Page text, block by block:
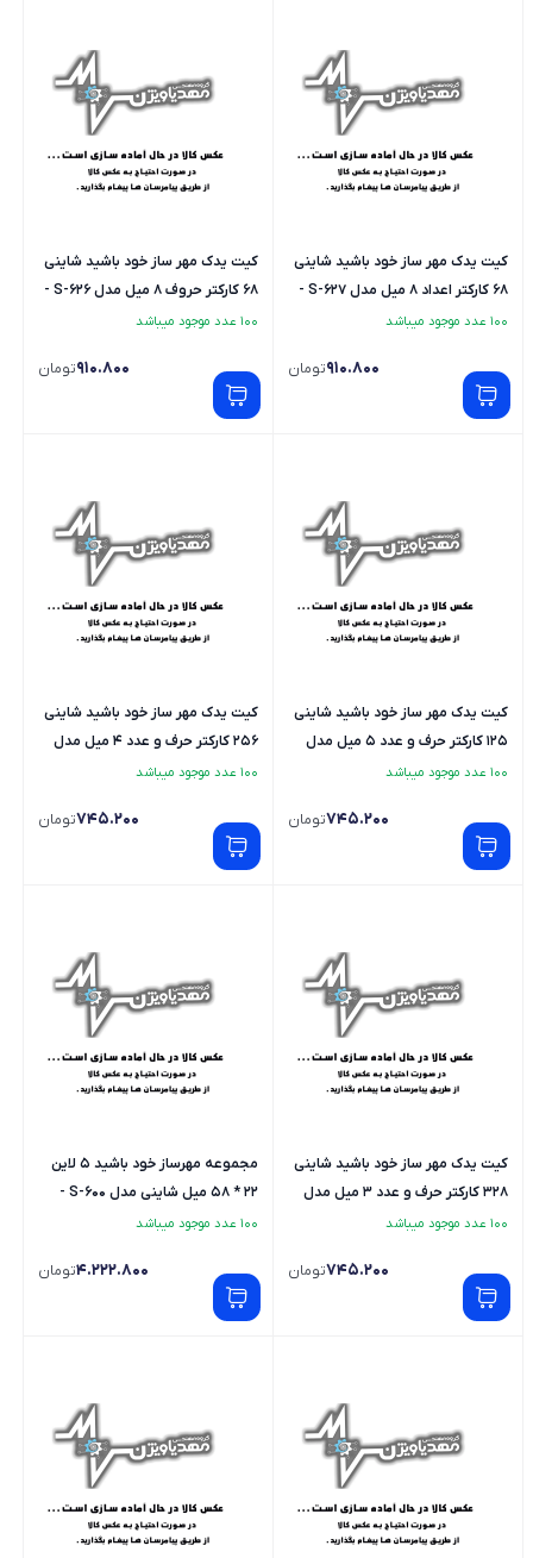
کیت یدک مهر ساز خود باشید شاینی
68 کارکتر اعداد 8 میل مدل S-627 -
لاتین
100 عدد موجود میباشد
910.800تومان
کیت یدک مهر ساز خود باشید شاینی
68 کارکتر حروف 8 میل مدل S-626 -
لاتین
100 عدد موجود میباشد
910.800تومان
کیت یدک مهر ساز خود باشید شاینی
125 کارکتر حرف و عدد 5 میل مدل
S-625 - لاتین
100 عدد موجود میباشد
745.200تومان
کیت یدک مهر ساز خود باشید شاینی
256 کارکتر حرف و عدد 4 میل مدل
S-624 - لاتین
100 عدد موجود میباشد
745.200تومان
کیت یدک مهر ساز خود باشید شاینی
328 کارکتر حرف و عدد 3 میل مدل
S-623 - لاتین
100 عدد موجود میباشد
745.200تومان
مجموعه مهرساز خود باشید 5 لاین
22 * 58 میل شاینی مدل S-600 -
فارسی و لاتین
100 عدد موجود میباشد
4.222.800تومان